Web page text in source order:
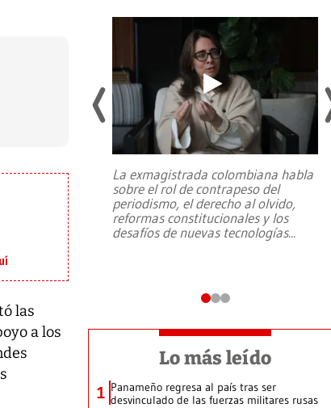
las
a los
una
La exmagistrada colombiana habla
sobre el rol de contrapeso del
periodismo, el derecho al olvido,
reformas constitucionales y los
desafíos de nuevas tecnologías...
Lo más leído
1 Panameño regresa al país tras ser
desvinculado de las fuerzas militares rusas